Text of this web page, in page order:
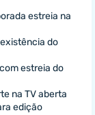
estreia na
do
estreia do
na TV aberta
edição